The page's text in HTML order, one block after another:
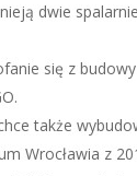
dwie
się z
także
Wrocławia z